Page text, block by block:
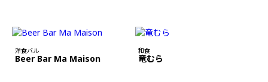
洋食バル
Beer Bar Ma Maison
和食
竜むら